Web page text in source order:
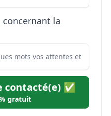
concernant la
contacté(e) ✅
gratuit